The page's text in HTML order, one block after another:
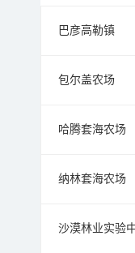
巴彦高勒镇
包尔盖农场
哈腾套海农场
纳林套海农场